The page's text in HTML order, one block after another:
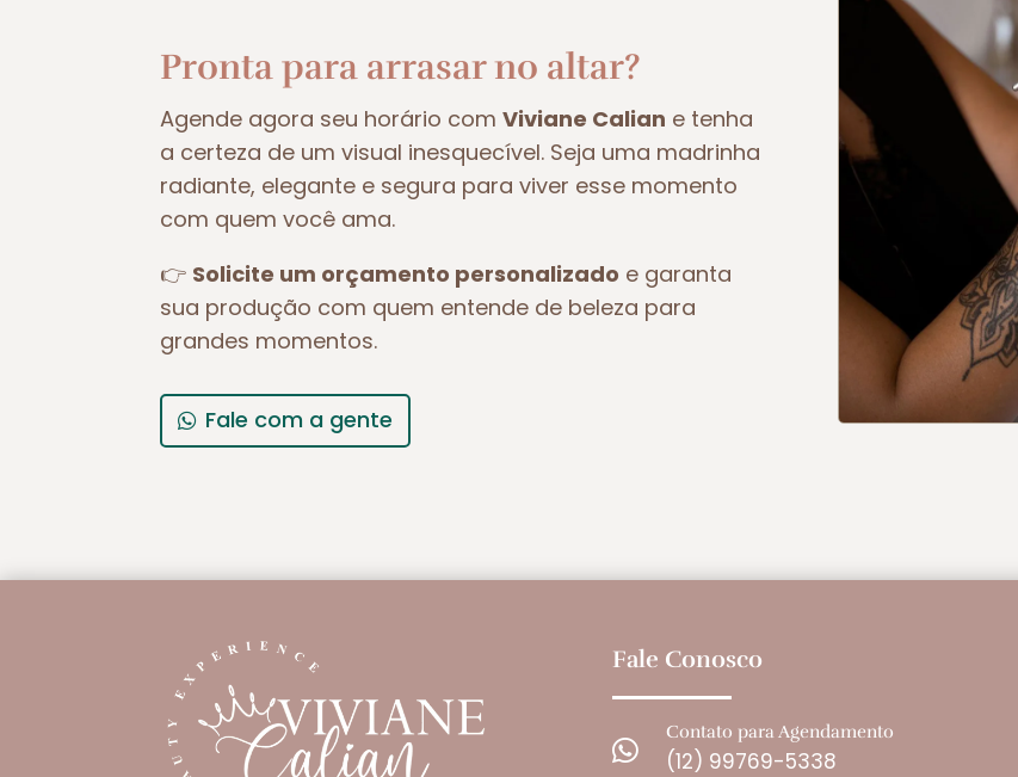
Pronta para arrasar no altar?
Agende agora seu horário comViviane Calian e tenha
a certeza de um visual inesquecível. Seja uma madrinha
radiante, elegante e segura para viver esse momento
com quem você ama.
👉 Solicite um orçamento personalizado e garanta
sua produção com quem entende de beleza para
grandes momentos.
Fale com a gente
Fale Conosco

Contato para Agendamento
(12) 99769-5338